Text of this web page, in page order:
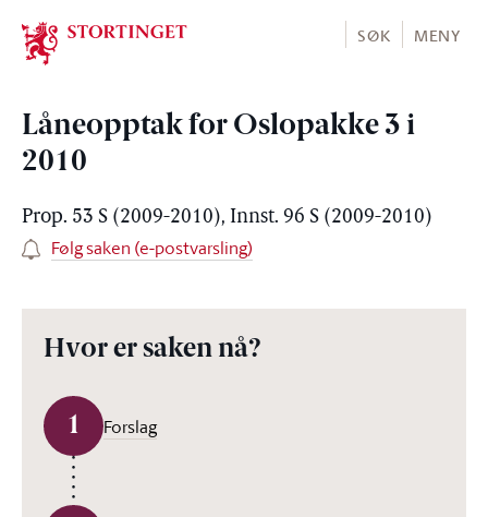
Stortinget.no
SØK MENY
Låneopptak for Oslopakke 3 i
2010
Prop. 53 S (2009-2010), Innst. 96 S (2009-2010)
Følg saken (e-postvarsling)
Hvor er saken nå?
1 Forslag